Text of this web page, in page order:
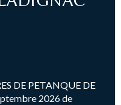
DE PETANQUE DE
2026 de